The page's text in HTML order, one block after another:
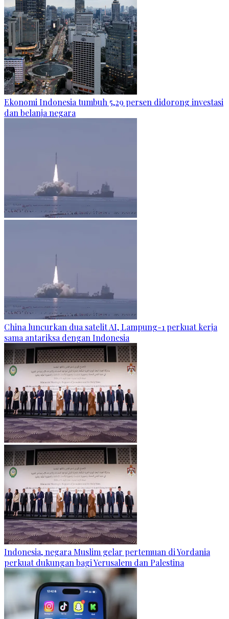
Ekonomi Indonesia tumbuh 5,29 persen didorong investasi
dan belanja negara
China luncurkan dua satelit AI, Lampung-1 perkuat kerja
sama antariksa dengan Indonesia
Indonesia, negara Muslim gelar pertemuan di Yordania
perkuat dukungan bagi Yerusalem dan Palestina